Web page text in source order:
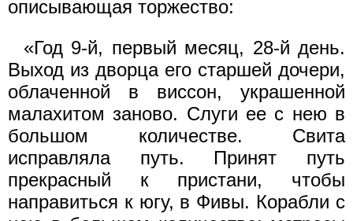
описывающая торжество:
«Год 9-й, первый месяц, 28-й день.
Выход из дворца его старшей дочери,
облаченной в виссон, украшенной
малахитом заново. Слуги ее с нею в
большом количестве. Свита
исправляла путь. Принят путь
прекрасный к пристани, чтобы
направиться к югу, в Фивы. Корабли с